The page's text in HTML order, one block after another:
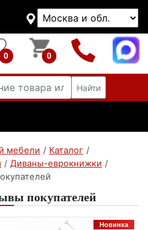
0 0
Найти
мебели / Каталог /
/ Диваны-еврокнижки /
покупателей
Новинка